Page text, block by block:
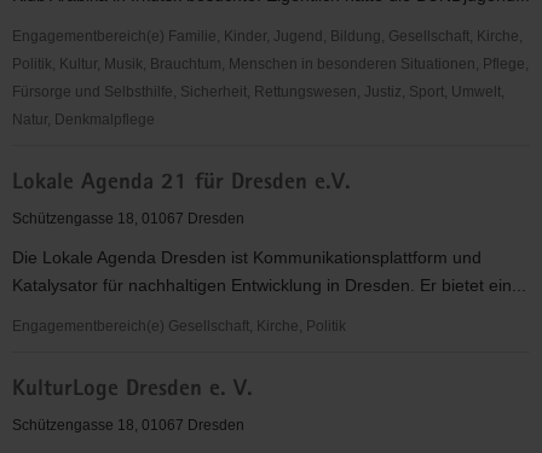
e.V.
Engagementbereich(e) Familie, Kinder, Jugend, Bildung, Gesellschaft, Kirche,
Politik, Kultur, Musik, Brauchtum, Menschen in besonderen Situationen, Pflege,
Fürsorge und Selbsthilfe, Sicherheit, Rettungswesen, Justiz, Sport, Umwelt,
Natur, Denkmalpflege
e.V.
Lokale Agenda 21 für Dresden e.V.
Schützengasse 18, 01067 Dresden
Die Lokale Agenda Dresden ist Kommunikationsplattform und
Katalysator für nachhaltigen Entwicklung in Dresden. Er bietet ein...
Engagementbereich(e) Gesellschaft, Kirche, Politik
Agenda
21
KulturLoge Dresden e. V.
Schützengasse 18, 01067 Dresden